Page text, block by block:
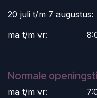
20 juli t/m 7 augustus:
ma t/m vr:
Normale
ma t/m vr: